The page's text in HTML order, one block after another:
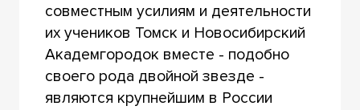
совместным усилиям и деятельности
их учеников Томск и Новосибирский
Академгородок вместе - подобно
своего рода двойной звезде -
являются крупнейшим в России